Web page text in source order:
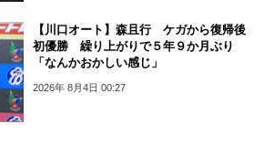
【川口オート】森且行 ケガから復帰後
初優勝 繰り上がりで５年９か月ぶり
「なんかおかしい感じ」
2026年 8月4日 00:27